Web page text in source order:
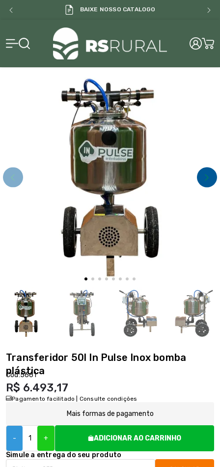
BAIXE NOSSO CATALOGO
RS Rural
Transferidor 50l In Pulse Inox bomba
plástica
Cód:5661
R$ 6.493,17
Pagamento facilitado | Consulte condições
Mais formas de pagamento
- +
ADICIONAR AO CARRINHO
Simule a entrega do seu produto